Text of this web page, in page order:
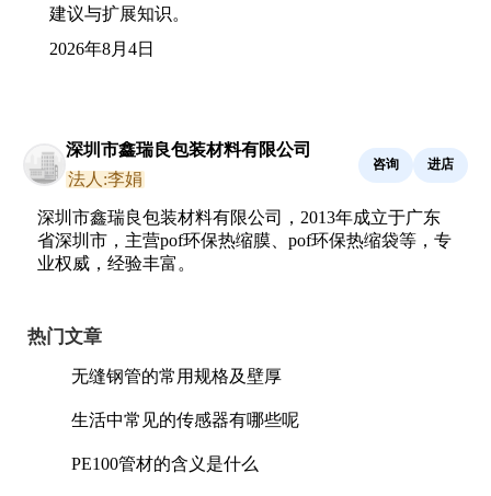
建议与扩展知识。
2026年8月4日
深圳市鑫瑞良包装材料有限公司
法人:李娟
咨询 进店
深圳市鑫瑞良包装材料有限公司，2013年成立于广东
省深圳市，主营pof环保热缩膜、pof环保热缩袋等，专
业权威，经验丰富。
热门文章
无缝钢管的常用规格及壁厚
生活中常见的传感器有哪些呢
PE100管材的含义是什么